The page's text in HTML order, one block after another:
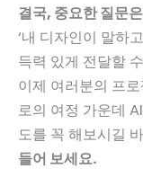
결국, 중요한 질문
‘내 디자인이 말하
득력 있게 전달할
이제 여러분의 프
로의 여정 가운데
도를 꼭 해보시길
들어 보세요.